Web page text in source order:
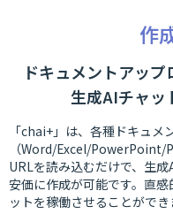
作
ドキュメントアッ
生成AIチャッ
「chai+」は、各種ドキュメ
（Word/Excel/PowerPoint/
URLを読み込むだけで、生
安価に作成が可能です。直
ットを稼働させることがで